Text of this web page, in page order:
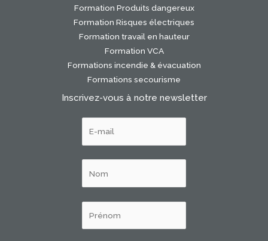
Formation Produits dangereux
Formation Risques électriques
Formation travail en hauteur
Formation VCA
Formations incendie & évacuation
Formations secourisme
Inscrivez-vous à notre newsletter